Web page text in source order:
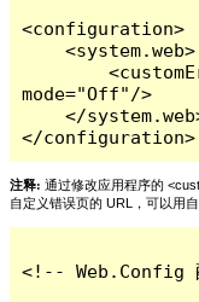
<configuration>
    <system.web>
        <customErrors
mode="Off"/>
    </system.web>
</configuration>
注释: 通过修改应用程序的
自定义错误页的 URL，可以用
<!-- Web.Config